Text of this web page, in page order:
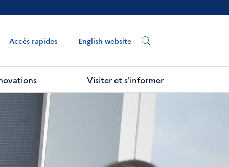
Accès rapides English website
Visiter et s'informer
Next